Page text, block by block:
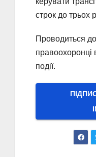
строк до трьох
Проводиться
правоохоронці
події.